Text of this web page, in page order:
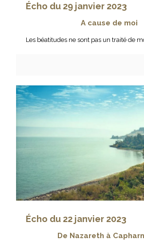
Écho du 29 janvier 2023
A cause de moi
Les béatitudes ne sont pas un traité de
Écho du 22 janvier 2023
De Nazareth à